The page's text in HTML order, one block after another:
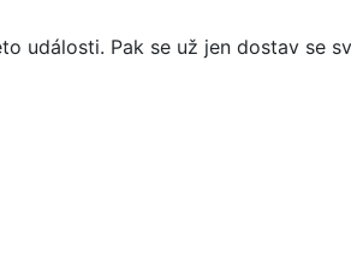
události. Pak se už jen dostav se